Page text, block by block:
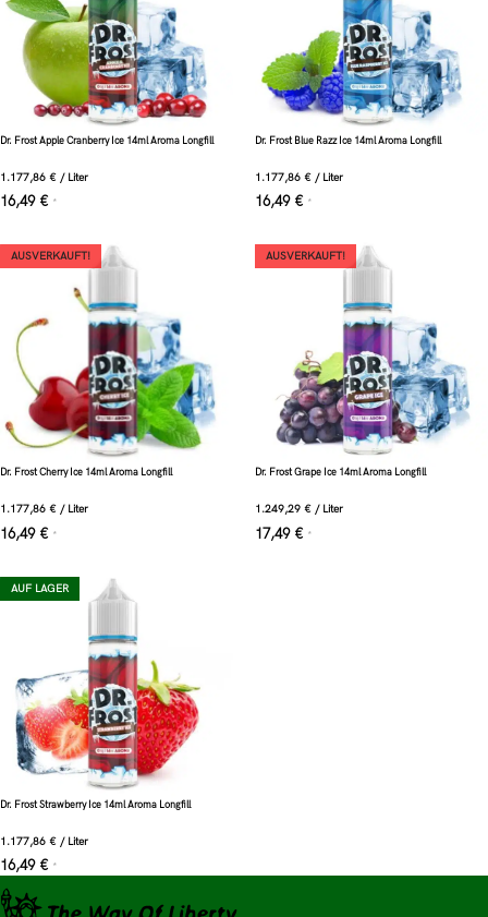
Dr. Frost Apple Cranberry Ice 14ml Aroma Longfill
1.177,86 € / Liter
16,49 € *
Dr. Frost Blue Razz Ice 14ml Aroma Longfill
1.177,86 € / Liter
16,49 € *
AUSVERKAUFT!
Dr. Frost Cherry Ice 14ml Aroma Longfill
1.177,86 € / Liter
16,49 € *
AUSVERKAUFT!
Dr. Frost Grape Ice 14ml Aroma Longfill
1.249,29 € / Liter
17,49 € *
AUF LAGER
Dr. Frost Strawberry Ice 14ml Aroma Longfill
1.177,86 € / Liter
16,49 € *